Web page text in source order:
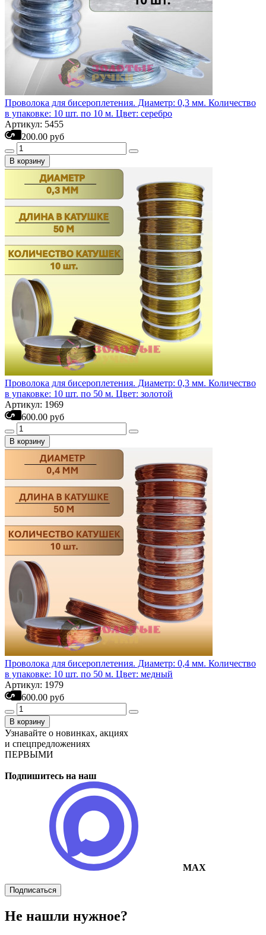
Проволока для бисероплетения. Диаметр: 0,3 мм. Количество
в упаковке: 10 шт. по 10 м. Цвет: серебро
Артикул: 5455
200.00 руб
В корзину
Проволока для бисероплетения. Диаметр: 0,3 мм. Количество
в упаковке: 10 шт. по 50 м. Цвет: золотой
Артикул: 1969
600.00 руб
В корзину
Проволока для бисероплетения. Диаметр: 0,4 мм. Количество
в упаковке: 10 шт. по 50 м. Цвет: медный
Артикул: 1979
600.00 руб
В корзину
Узнавайте о новинках, акциях
и спецпредложениях
ПЕРВЫМИ
Подпишитесь на наш
MAX
Подписаться
Не нашли нужное?